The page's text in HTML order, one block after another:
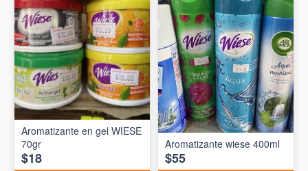
Aromatizante en gel WIESE
70gr
$18
Aromatizante wiese 400ml
$55